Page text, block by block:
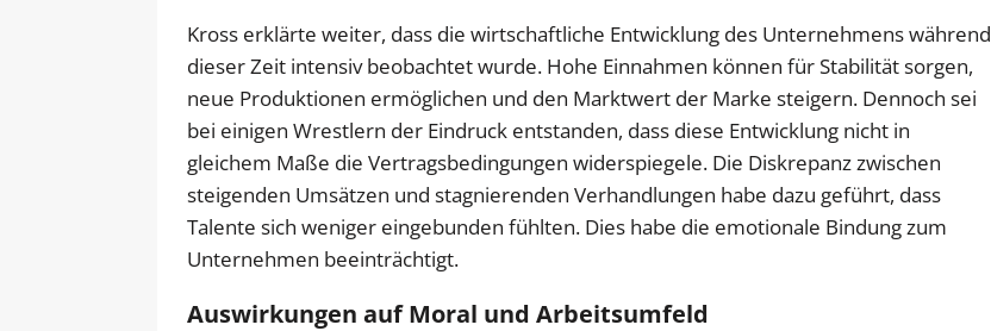
Kross erklärte weiter, dass die wirtschaftliche Entwicklung des Unternehmens während
dieser Zeit intensiv beobachtet wurde. Hohe Einnahmen können für Stabilität sorgen,
neue Produktionen ermöglichen und den Marktwert der Marke steigern. Dennoch sei
bei einigen Wrestlern der Eindruck entstanden, dass diese Entwicklung nicht in
gleichem Maße die Vertragsbedingungen widerspiegele. Die Diskrepanz zwischen
steigenden Umsätzen und stagnierenden Verhandlungen habe dazu geführt, dass
Talente sich weniger eingebunden fühlten. Dies habe die emotionale Bindung zum
Unternehmen beeinträchtigt.
Auswirkungen auf Moral und Arbeitsumfeld